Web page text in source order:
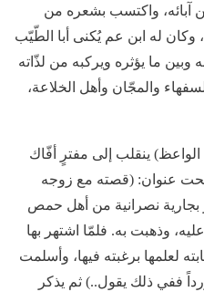
آبائه، واكتسب بشعره من
وكان له ابن عم يُكنى أبا الطّيّب
وبين ما يؤثره ويركبه من لذّاته
والمجّان وأهل الخلاعة،
الواعظ) ينقلب إلى مفترٍ أفّاك
عنوان: (قصته مع زوجه
بجارية نصرانية من أهل حمص
وذهبت به. فلمّا اشتهر بها
لعلمها برغبته فيها، وأسلمت
ففي ذلك يقول..) ثم يذكر